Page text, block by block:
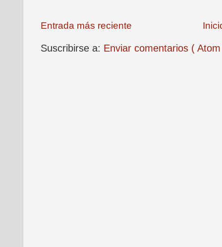
Entrada más reciente
Suscribirse a: Enviar comentarios (